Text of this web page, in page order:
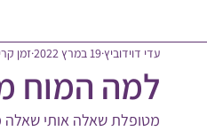
למה המוח
עדי דוידוביץ19 במרץ 2022 זמן קריאה
מטופלת שאלה אותי